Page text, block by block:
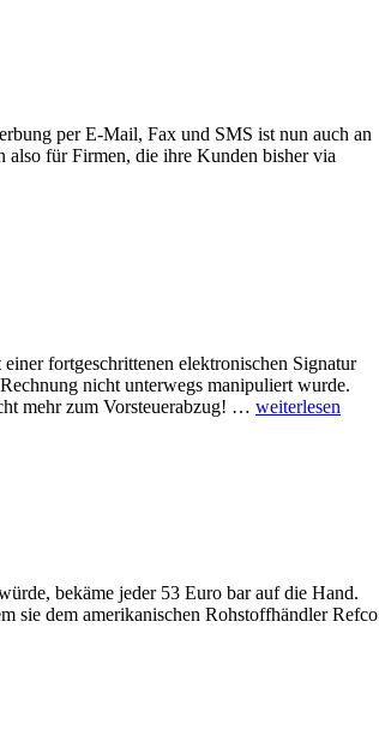
per E-Mail, Fax und SMS ist nun auch an
also für Firmen, die ihre Kunden bisher via
fortgeschrittenen elektronischen Signatur
nicht unterwegs manipuliert wurde.
mehr zum Vorsteuerabzug! … weiterlesen
bekäme jeder 53 Euro bar auf die Hand.
sie dem amerikanischen Rohstoffhändler Refco